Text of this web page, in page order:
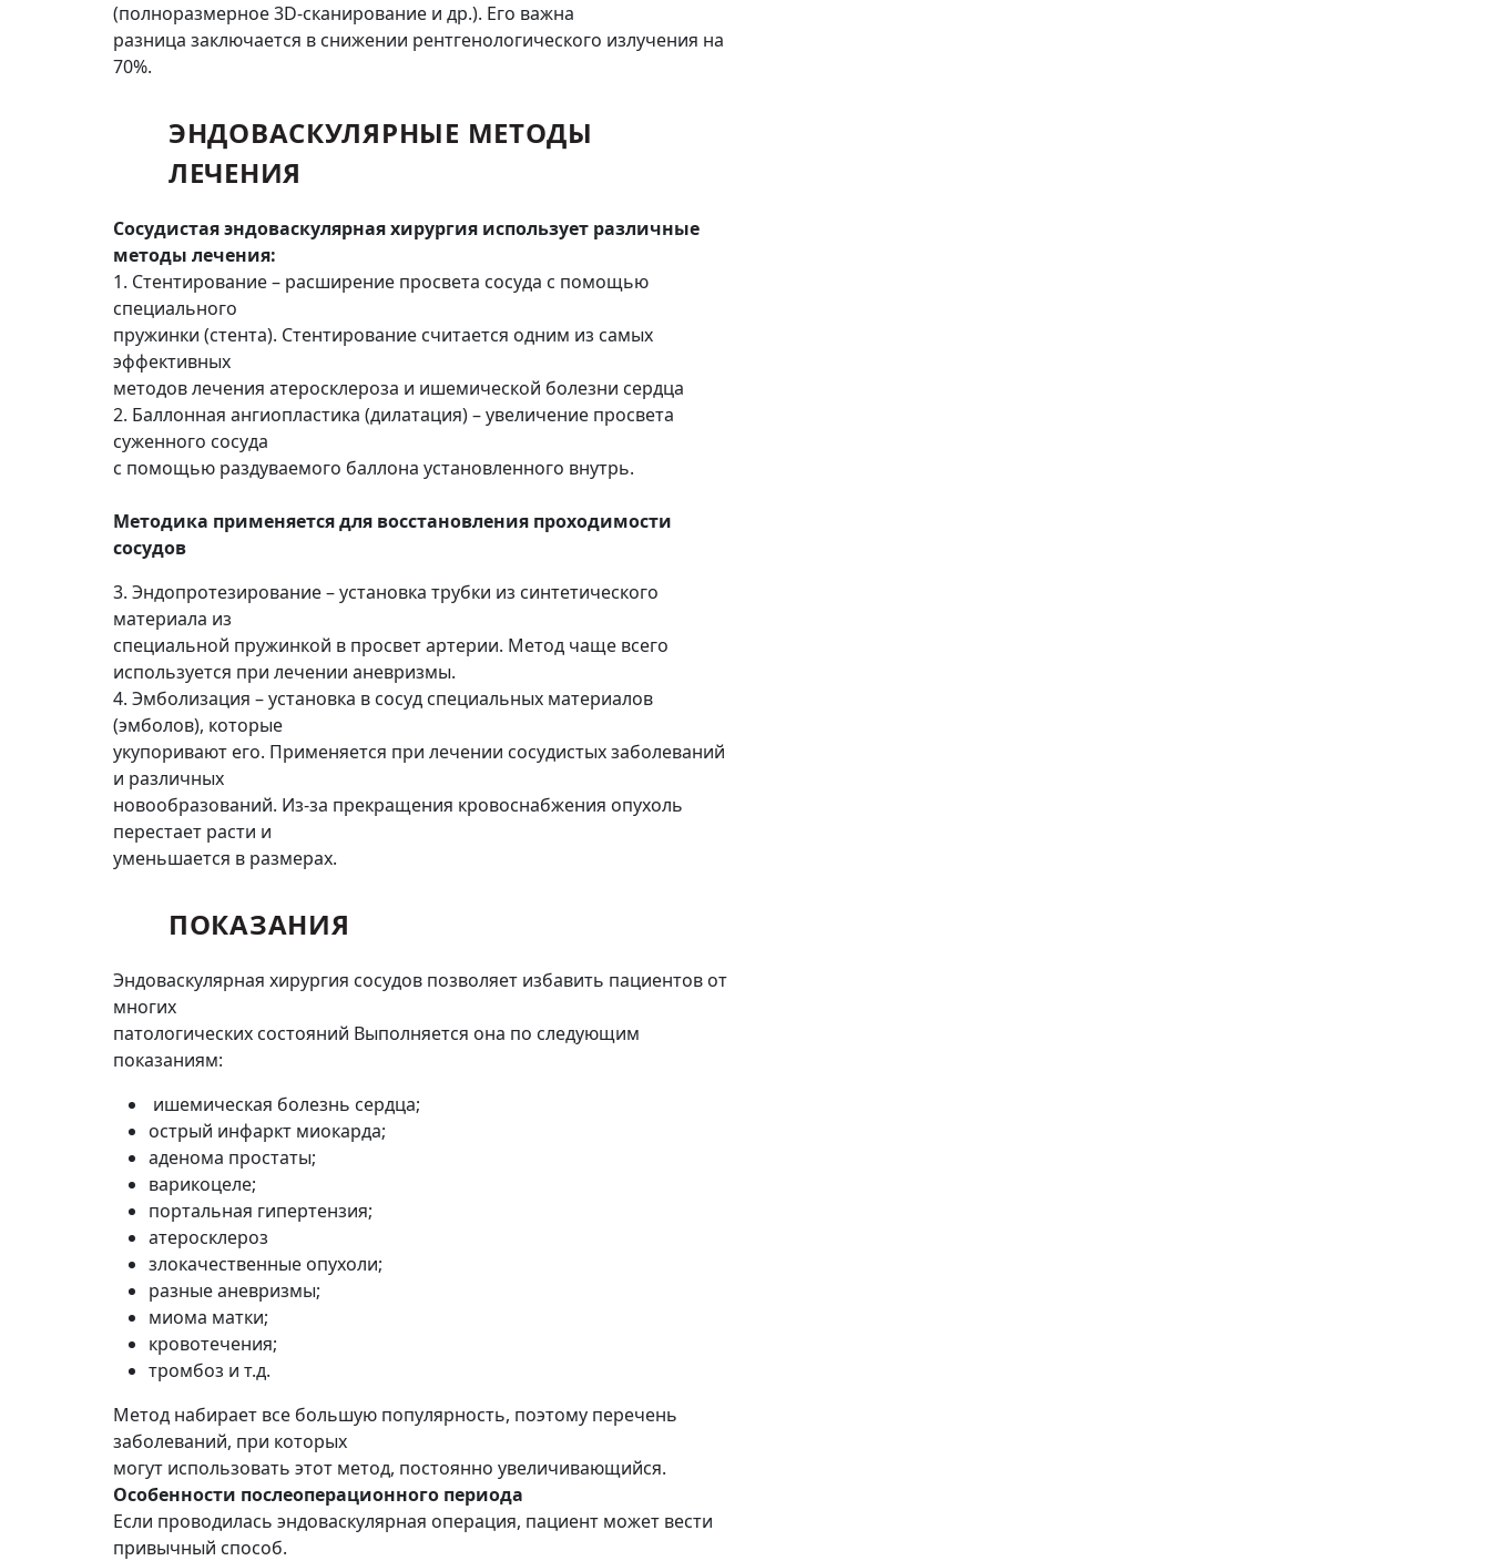
(полноразмерное 3D-сканирование и др.). Его важна
разница заключается в снижении рентгенологического излучения на
70%.
ЭНДОВАСКУЛЯРНЫЕ МЕТОДЫ
ЛЕЧЕНИЯ
Сосудистая эндоваскулярная хирургия использует различные
методы лечения:
1. Стентирование – расширение просвета сосуда с помощью
специального
пружинки (стента). Стентирование считается одним из самых
эффективных
методов лечения атеросклероза и ишемической болезни сердца
2. Баллонная ангиопластика (дилатация) – увеличение просвета
суженного сосуда
с помощью раздуваемого баллона установленного внутрь.
Методика применяется для восстановления проходимости
сосудов
3. Эндопротезирование – установка трубки из синтетического
материала из
специальной пружинкой в просвет артерии. Метод чаще всего
используется при лечении аневризмы.
4. Эмболизация – установка в сосуд специальных материалов
(эмболов), которые
укупоривают его. Применяется при лечении сосудистых заболеваний
и различных
новообразований. Из-за прекращения кровоснабжения опухоль
перестает расти и
уменьшается в размерах.
ПОКАЗАНИЯ
Эндоваскулярная хирургия сосудов позволяет избавить пациентов от
многих
патологических состояний Выполняется она по следующим
показаниям:
ишемическая болезнь сердца;
острый инфаркт миокарда;
аденома простаты;
варикоцеле;
портальная гипертензия;
атеросклероз
злокачественные опухоли;
разные аневризмы;
миома матки;
кровотечения;
тромбоз и т.д.
Метод набирает все большую популярность, поэтому перечень
заболеваний, при которых
могут использовать этот метод, постоянно увеличивающийся.
Особенности послеоперационного периода
Если проводилась эндоваскулярная операция, пациент может вести
привычный способ.